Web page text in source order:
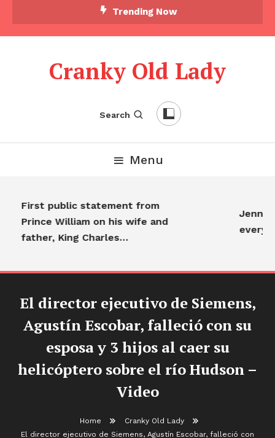
Trending Now
Cranky Old Lady
Search
Menu
First public statement from
Prince William on his wife and
father, King Charles…
El director ejecutivo de Siemens,
Agustín Escobar, falleció con su
esposa y 3 hijos al caer su
helicóptero sobre el río Hudson –
Video
Home
Cranky Old Lady
El director ejecutivo de Siemens, Agustín Escobar, falleció con